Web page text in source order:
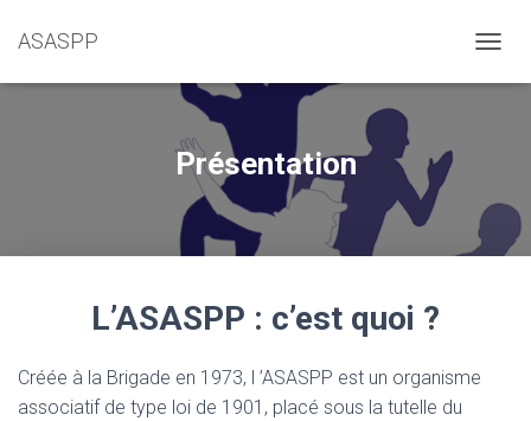
ASASPP
Présentation
L’ASASPP : c’est quoi ?
Créée à la Brigade en 1973, l ’ASASPP est un organisme
associatif de type loi de 1901, placé sous la tutelle du